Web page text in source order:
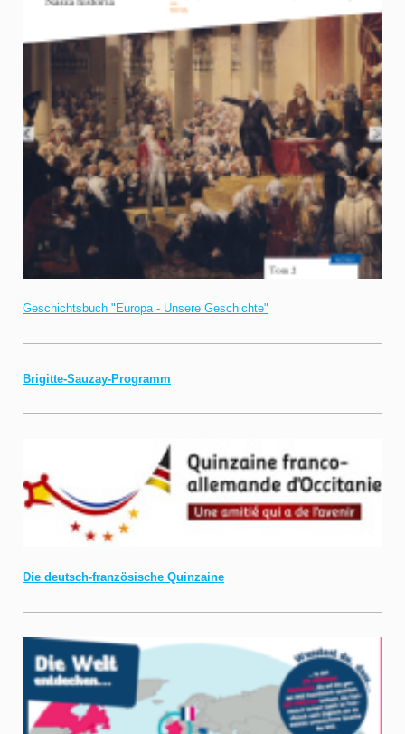
Geschichtsbuch "Europa - Unsere Geschichte"
Brigitte-Sauzay-Programm
Die deutsch-französische Quinzaine